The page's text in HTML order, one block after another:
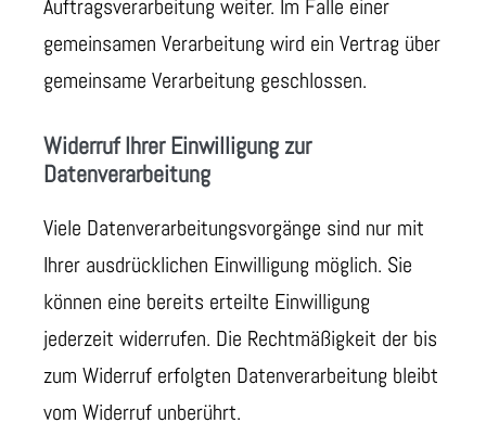
Auftragsverarbeitung weiter. Im Falle einer
gemeinsamen Verarbeitung wird ein Vertrag über
gemeinsame Verarbeitung geschlossen.
Widerruf Ihrer Einwilligung zur
Datenverarbeitung
Viele Datenverarbeitungsvorgänge sind nur mit
Ihrer ausdrücklichen Einwilligung möglich. Sie
können eine bereits erteilte Einwilligung
jederzeit widerrufen. Die Rechtmäßigkeit der bis
zum Widerruf erfolgten Datenverarbeitung bleibt
vom Widerruf unberührt.